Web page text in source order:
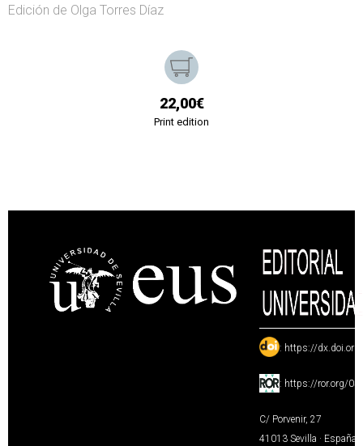
Edición de Olga Torres Díaz
22,00€
Print edition
: https://
: https://ror.org/
C/ Porvenir, 27
41013 Sevilla · España